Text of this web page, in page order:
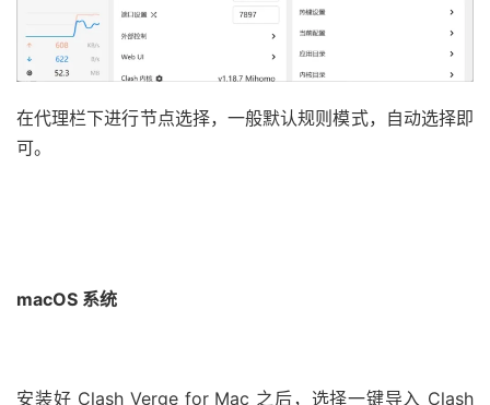
在代理栏下进行节点选择，一般默认规则模式，自动选择即
可。
macOS 系统
安装好 Clash Verge for Mac 之后，选择一键导入 Clash